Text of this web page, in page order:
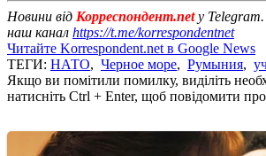
Новини від Корреспондент.netу
наш канал https://t.me/korrespondentnet
Читайте Korrespondent.net в Google News
ТЕГИ: НАТО, Черное море, Румыния,
Якщо ви помітили помилку, виділіть
натисніть Ctrl + Enter, щоб повідомити